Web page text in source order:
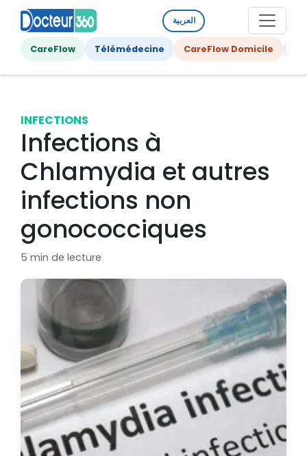
العربية
CareFlow Télémédecine CareFlow Domicile
INFECTIONS
Infections à
Chlamydia et autres
infections non
gonococciques
5 min de lecture